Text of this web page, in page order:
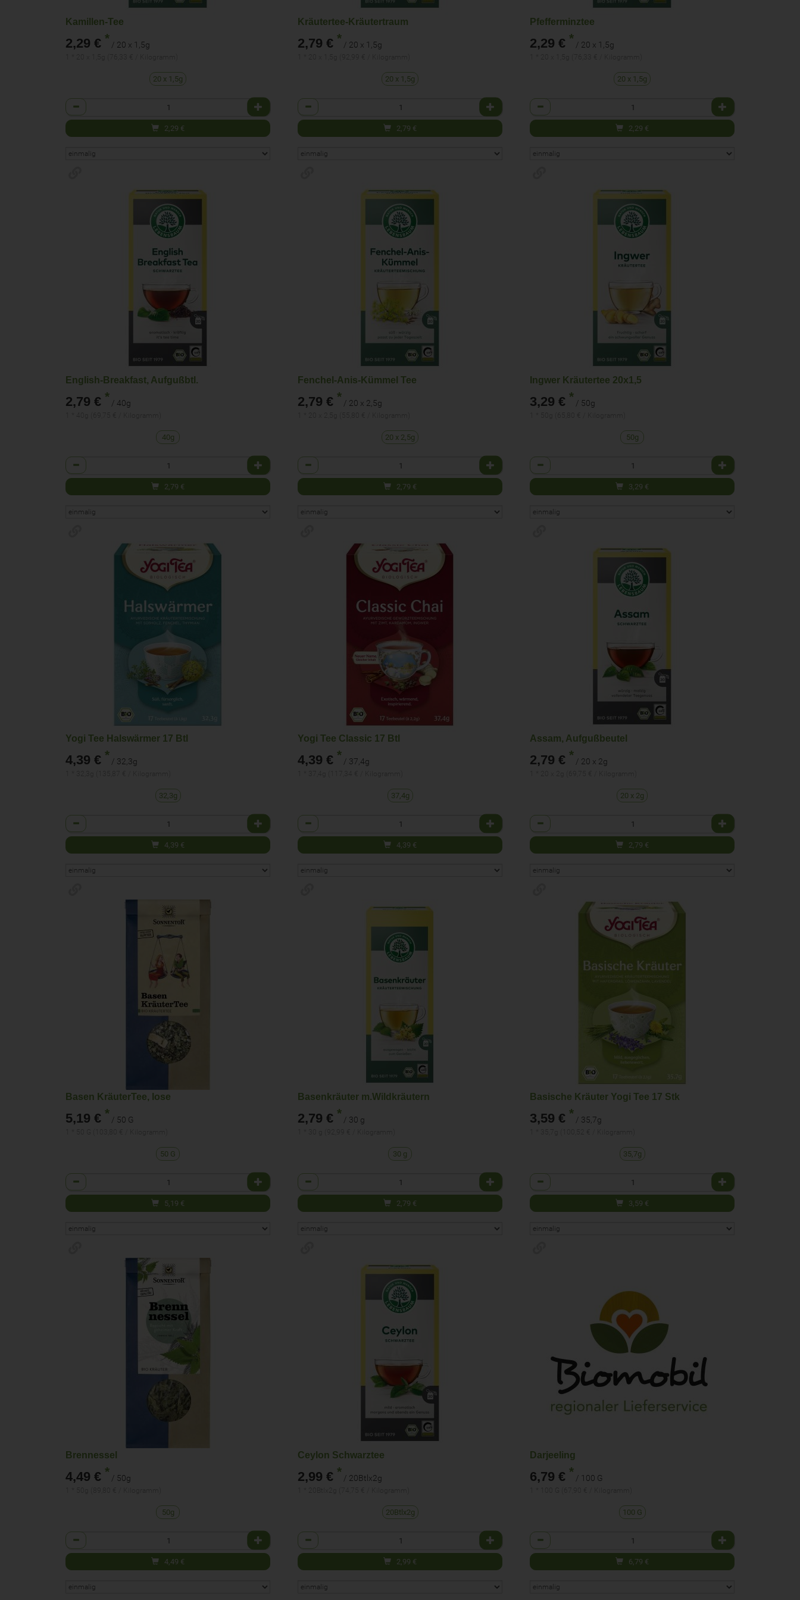
Kamillen-Tee
2,29 € * / 20 x 1,5g
20 x 1,5g
Anzahl
2,29 €
Kräutertee-Kräutertraum
2,79 € * / 20 x 1,5g
20 x 1,5g
Anzahl
2,79 €
Pfefferminztee
2,29 € * / 20 x 1,5g
20 x 1,5g
Anzahl
2,29 €
English-Breakfast, Aufgußbtl.
2,79 € * / 40g
40g
Anzahl
2,79 €
Fenchel-Anis-Kümmel Tee
2,79 € * / 20 x 2,5g
20 x 2,5g
Anzahl
2,79 €
Ingwer Kräutertee 20x1,5
3,29 € * / 50g
50g
Anzahl
3,29 €
Yogi Tee Halswärmer 17 Btl
4,39 € * / 32,3g
32,3g
Anzahl
4,39 €
Yogi Tee Classic 17 Btl
4,39 € * / 37,4g
37,4g
Anzahl
4,39 €
Assam, Aufgußbeutel
2,79 € * / 20 x 2g
20 x 2g
Anzahl
2,79 €
Basen KräuterTee, lose
5,19 € * / 50 G
50 G
Anzahl
5,19 €
Basenkräuter m.Wildkräutern
2,79 € * / 30 g
30 g
Anzahl
2,79 €
Basische Kräuter Yogi Tee 17 Stk
3,59 € * / 35,7g
35,7g
Anzahl
3,59 €
Brennessel
4,49 € * / 50g
50g
Anzahl
4,49 €
Ceylon Schwarztee
2,99 € * / 20Btlx2g
20Btlx2g
Anzahl
2,99 €
Darjeeling
6,79 € * / 100 G
100 G
Anzahl
6,79 €